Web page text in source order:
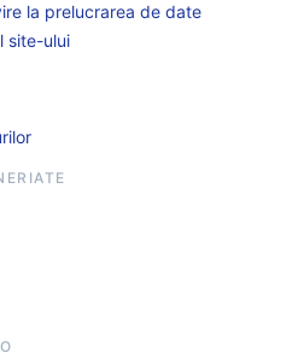
la prelucrarea de date
site-ului